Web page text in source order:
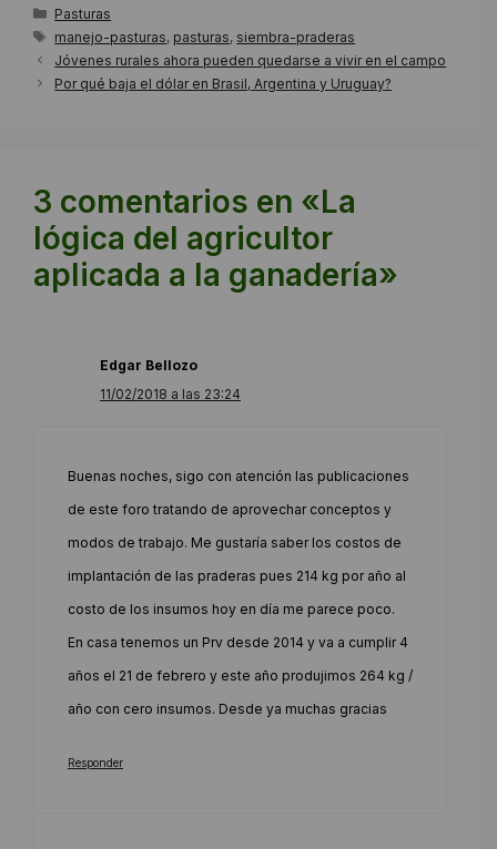
Categorías
Pasturas
Etiquetas
manejo-pasturas, pasturas, siembra-praderas
Jóvenes rurales ahora pueden quedarse a vivir en el campo
Por qué baja el dólar en Brasil, Argentina y Uruguay?
3 comentarios en «La
lógica del agricultor
aplicada a la ganadería»
Edgar Bellozo
11/02/2018 a las 23:24
Buenas noches, sigo con atención las publicaciones
de este foro tratando de aprovechar conceptos y
modos de trabajo. Me gustaría saber los costos de
implantación de las praderas pues 214 kg por año al
costo de los insumos hoy en día me parece poco.
En casa tenemos un Prv desde 2014 y va a cumplir 4
años el 21 de febrero y este año produjimos 264 kg /
año con cero insumos. Desde ya muchas gracias
Responder